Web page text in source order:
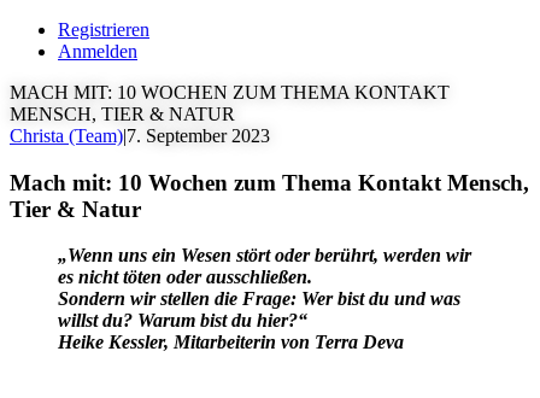
Registrieren
Anmelden
MACH MIT: 10 WOCHEN ZUM THEMA KONTAKT
MENSCH, TIER & NATUR
Christa (Team)|7. September 2023
Mach mit: 10 Wochen zum Thema Kontakt Mensch,
Tier & Natur
„Wenn uns ein Wesen stört oder berührt, werden wir
es nicht töten oder ausschließen.
Sondern wir stellen die Frage: Wer bist du und was
willst du? Warum bist du hier?“
Heike Kessler, Mitarbeiterin von Terra Deva